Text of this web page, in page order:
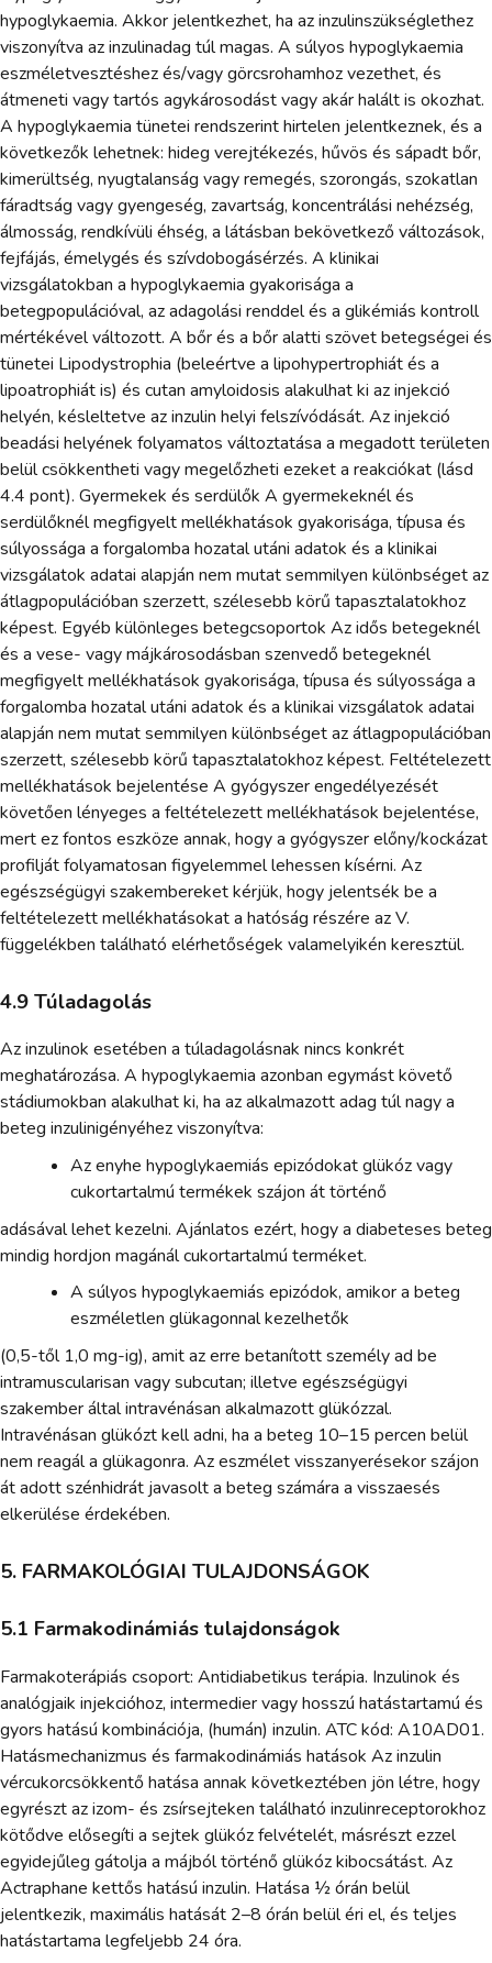
hypoglykaemia. Akkor jelentkezhet, ha az inzulinszükséglethez
viszonyítva az inzulinadag túl magas. A súlyos hypoglykaemia
eszméletvesztéshez és/vagy görcsrohamhoz vezethet, és
átmeneti vagy tartós agykárosodást vagy akár halált is okozhat.
A hypoglykaemia tünetei rendszerint hirtelen jelentkeznek, és a
következők lehetnek: hideg verejtékezés, hűvös és sápadt bőr,
kimerültség, nyugtalanság vagy remegés, szorongás, szokatlan
fáradtság vagy gyengeség, zavartság, koncentrálási nehézség,
álmosság, rendkívüli éhség, a látásban bekövetkező változások,
fejfájás, émelygés és szívdobogásérzés. A klinikai
vizsgálatokban a hypoglykaemia gyakorisága a
betegpopulációval, az adagolási renddel és a glikémiás kontroll
mértékével változott. A bőr és a bőr alatti szövet betegségei és
tünetei Lipodystrophia (beleértve a lipohypertrophiát és a
lipoatrophiát is) és cutan amyloidosis alakulhat ki az injekció
helyén, késleltetve az inzulin helyi felszívódását. Az injekció
beadási helyének folyamatos változtatása a megadott területen
belül csökkentheti vagy megelőzheti ezeket a reakciókat (lásd
4.4 pont). Gyermekek és serdülők A gyermekeknél és
serdülőknél megfigyelt mellékhatások gyakorisága, típusa és
súlyossága a forgalomba hozatal utáni adatok és a klinikai
vizsgálatok adatai alapján nem mutat semmilyen különbséget az
átlagpopulációban szerzett, szélesebb körű tapasztalatokhoz
képest. Egyéb különleges betegcsoportok Az idős betegeknél
és a vese- vagy májkárosodásban szenvedő betegeknél
megfigyelt mellékhatások gyakorisága, típusa és súlyossága a
forgalomba hozatal utáni adatok és a klinikai vizsgálatok adatai
alapján nem mutat semmilyen különbséget az átlagpopulációban
szerzett, szélesebb körű tapasztalatokhoz képest. Feltételezett
mellékhatások bejelentése A gyógyszer engedélyezését
követően lényeges a feltételezett mellékhatások bejelentése,
mert ez fontos eszköze annak, hogy a gyógyszer előny/kockázat
profilját folyamatosan figyelemmel lehessen kísérni. Az
egészségügyi szakembereket kérjük, hogy jelentsék be a
feltételezett mellékhatásokat a hatóság részére az V.
függelékben található elérhetőségek valamelyikén keresztül.
4.9 Túladagolás
Az inzulinok esetében a túladagolásnak nincs konkrét
meghatározása. A hypoglykaemia azonban egymást követő
stádiumokban alakulhat ki, ha az alkalmazott adag túl nagy a
beteg inzulinigényéhez viszonyítva:
Az enyhe hypoglykaemiás epizódokat glükóz vagy
cukortartalmú termékek szájon át történő
adásával lehet kezelni. Ajánlatos ezért, hogy a diabeteses beteg
mindig hordjon magánál cukortartalmú terméket.
A súlyos hypoglykaemiás epizódok, amikor a beteg
eszméletlen glükagonnal kezelhetők
(0,5-től 1,0 mg-ig), amit az erre betanított személy ad be
intramuscularisan vagy subcutan; illetve egészségügyi
szakember által intravénásan alkalmazott glükózzal.
Intravénásan glükózt kell adni, ha a beteg 10–15 percen belül
nem reagál a glükagonra. Az eszmélet visszanyerésekor szájon
át adott szénhidrát javasolt a beteg számára a visszaesés
elkerülése érdekében.
5. FARMAKOLÓGIAI TULAJDONSÁGOK
5.1 Farmakodinámiás tulajdonságok
Farmakoterápiás csoport: Antidiabetikus terápia. Inzulinok és
analógjaik injekcióhoz, intermedier vagy hosszú hatástartamú és
gyors hatású kombinációja, (humán) inzulin. ATC kód: A10AD01.
Hatásmechanizmus és farmakodinámiás hatások Az inzulin
vércukorcsökkentő hatása annak következtében jön létre, hogy
egyrészt az izom- és zsírsejteken található inzulinreceptorokhoz
kötődve elősegíti a sejtek glükóz felvételét, másrészt ezzel
egyidejűleg gátolja a májból történő glükóz kibocsátást. Az
Actraphane kettős hatású inzulin. Hatása ½ órán belül
jelentkezik, maximális hatását 2–8 órán belül éri el, és teljes
hatástartama legfeljebb 24 óra.